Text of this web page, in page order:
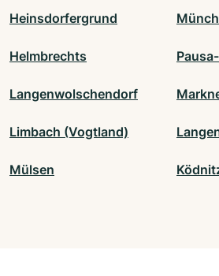
Heinsdorfergrund
Helmbrechts
Langenwolschendorf
Limbach (Vogtland)
Mülsen